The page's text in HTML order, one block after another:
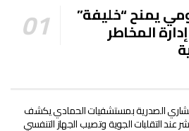
يمنح “خليفة”
المخاطر
الصدرية بمستشفيات الحمادي يكشف
عند التقلبات الجوية وتصيب الجهاز التنفسي